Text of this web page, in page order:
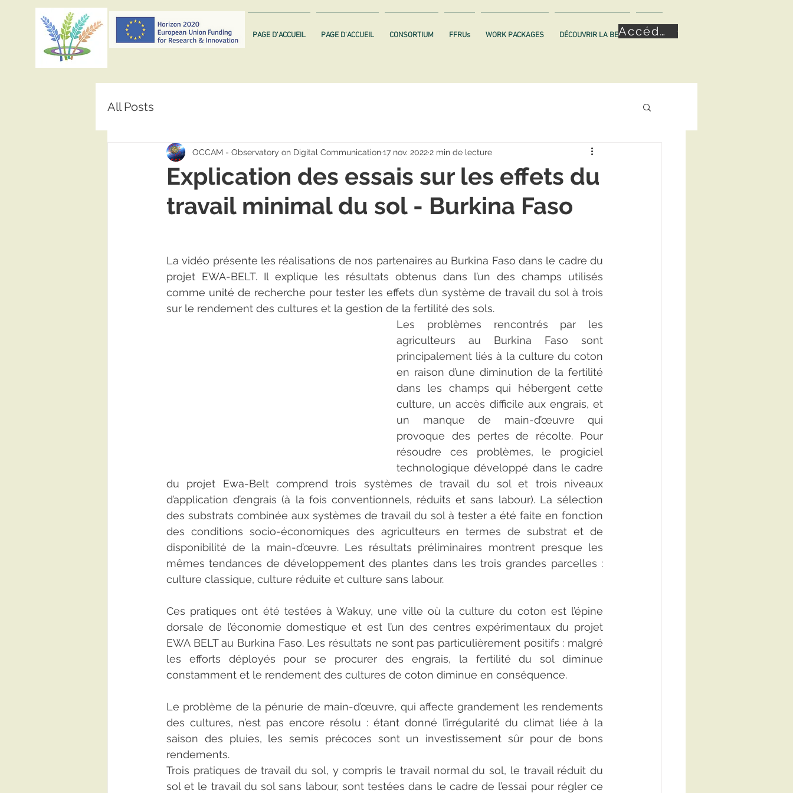
PAGE D'ACCUEIL PAGE D'ACCUEIL CONSORTIUM FFRUs WORK PACKAGES DÉCOUVRIR LA BELT More Accéder à la plateforme
All Posts
Explication des essais sur les effets du
travail minimal du sol - Burkina Faso
OCCAM - Observatory on Digital Communication17 nov. 20222 min de lecture
La vidéo présente les réalisations de nos partenaires au Burkina Faso dans le cadre du
projet EWA-BELT. Il explique les résultats obtenus dans l’un des champs utilisés
comme unité de recherche pour tester les effets d’un système de travail du sol à trois
sur le rendement des cultures et la gestion de la fertilité des sols.
Les problèmes rencontrés par les
agriculteurs au Burkina Faso sont
principalement liés à la culture du coton
en raison d’une diminution de la fertilité
dans les champs qui hébergent cette
culture, un accès difficile aux engrais, et
un manque de main-d’œuvre qui
provoque des pertes de récolte. Pour
résoudre ces problèmes, le progiciel
technologique développé dans le cadre
du projet Ewa-Belt comprend trois systèmes de travail du sol et trois niveaux
d’application d’engrais (à la fois conventionnels, réduits et sans labour). La sélection
des substrats combinée aux systèmes de travail du sol à tester a été faite en fonction
des conditions socio-économiques des agriculteurs en termes de substrat et de
disponibilité de la main-d’œuvre. Les résultats préliminaires montrent presque les
mêmes tendances de développement des plantes dans les trois grandes parcelles :
culture classique, culture réduite et culture sans labour.
Ces pratiques ont été testées à Wakuy, une ville où la culture du coton est l’épine
dorsale de l’économie domestique et est l’un des centres expérimentaux du projet
EWA BELT au Burkina Faso. Les résultats ne sont pas particulièrement positifs : malgré
les efforts déployés pour se procurer des engrais, la fertilité du sol diminue
constamment et le rendement des cultures de coton diminue en conséquence.
Le problème de la pénurie de main-d’œuvre, qui affecte grandement les rendements
des cultures, n’est pas encore résolu : étant donné l’irrégularité du climat liée à la
saison des pluies, les semis précoces sont un investissement sûr pour de bons
rendements.
Trois pratiques de travail du sol, y compris le travail normal du sol, le travail réduit du
sol et le travail du sol sans labour, sont testées dans le cadre de l’essai pour régler ce